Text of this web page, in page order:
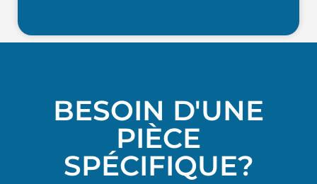
BESOIN D'UNE
PIÈCE
SPÉCIFIQUE?